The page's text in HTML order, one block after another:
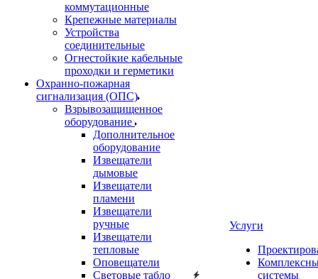
коммутационные
Крепежные материалы
Устройства
соединительные
Огнестойкие кабельные
проходки и герметики
Охранно-пожарная
сигнализация (ОПС)
Взрывозащищенное
оборудование
Дополнительное
оборудование
Извещатели
дымовые
Извещатели
пламени
Извещатели
ручные
Извещатели
тепловые
Оповещатели
Световые табло
Услуги
системы